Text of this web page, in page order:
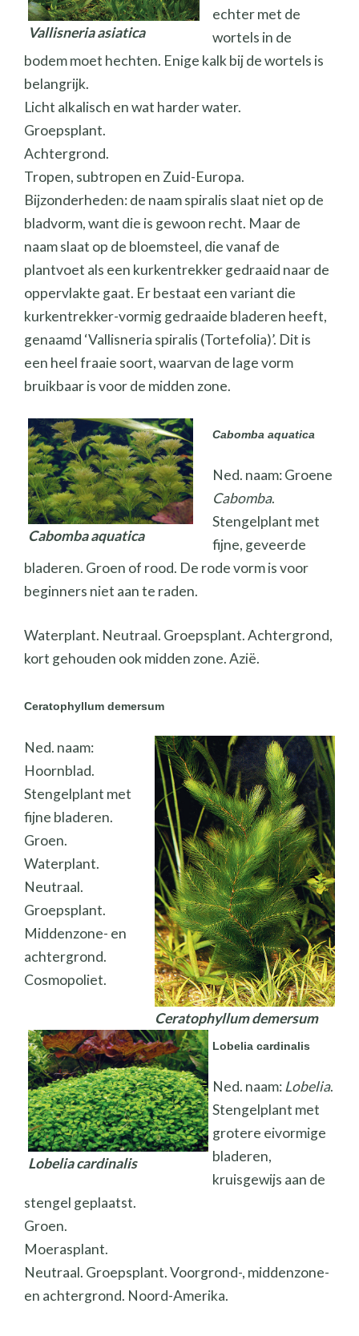
Vallisneria asiatica
echter met de
wortels in de
bodem moet hechten. Enige kalk bij de wortels is
belangrijk.
Licht alkalisch en wat harder water.
Groepsplant.
Achtergrond.
Tropen, subtropen en Zuid-Europa.
Bijzonderheden: de naam spiralis slaat niet op de
bladvorm, want die is gewoon recht. Maar de
naam slaat op de bloemsteel, die vanaf de
plantvoet als een kurkentrekker gedraaid naar de
oppervlakte gaat. Er bestaat een variant die
kurkentrekker-vormig gedraaide bladeren heeft,
genaamd ‘Vallisneria spiralis (Tortefolia)’. Dit is
een heel fraaie soort, waarvan de lage vorm
bruikbaar is voor de midden zone.
Cabomba aquatica
Cabomba aquatica
Ned. naam: Groene
Cabomba.
Stengelplant met
fijne, geveerde
bladeren. Groen of rood. De rode vorm is voor
beginners niet aan te raden.
Waterplant. Neutraal. Groepsplant. Achtergrond,
kort gehouden ook midden zone. Azië.
Ceratophyllum demersum
Ceratophyllum demersum
Ned. naam:
Hoornblad.
Stengelplant met
fijne bladeren.
Groen.
Waterplant.
Neutraal.
Groepsplant.
Middenzone- en
achtergrond.
Cosmopoliet.
Lobelia cardinalis
Lobelia cardinalis
Ned. naam:Lobelia.
Stengelplant met
grotere eivormige
bladeren,
kruisgewijs aan de
stengel geplaatst.
Groen.
Moerasplant.
Neutraal. Groepsplant. Voorgrond-, middenzone-
en achtergrond. Noord-Amerika.